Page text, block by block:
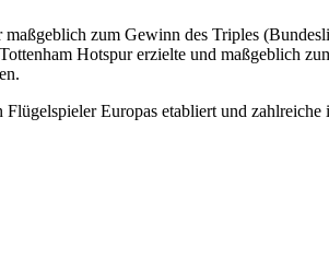
zum Gewinn des Triples
Hotspur erzielte und maßgeblich
Flügelspieler Europas etabliert und